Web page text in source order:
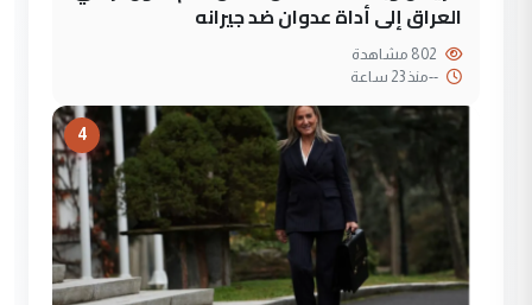
العراق إلى أداة عدوان ضد جيرانه
--منذ 23 ساعة
4